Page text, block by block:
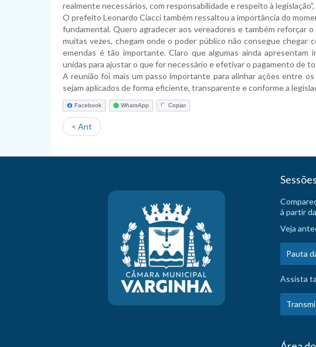
realmente necessários, com responsabilidade e respeito à
O prefeito Leonardo Ciacci também ressaltou a importância do
fundamental. Quero agradecer aos vereadores e também reforçar
muitas vezes, chegam onde o poder público não consegue chegar
emendas é tão importante. Claro que algumas ainda apresentam
unidas para ajustar o que for necessário e efetivar o pagamento de
A reunião foi mais um passo importante para alinhar ações entre
sejam aplicados de forma eficiente, transparente e conforme a
Facebook WhatsApp Copiar
< Ant
à partir
Veja
Pauta
Assista